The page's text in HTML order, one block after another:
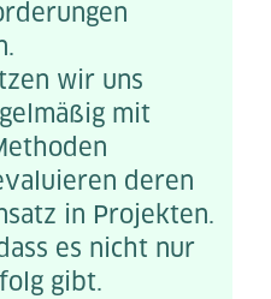
wir uns
mit
deren
in Projekten.
es nicht nur
gibt.